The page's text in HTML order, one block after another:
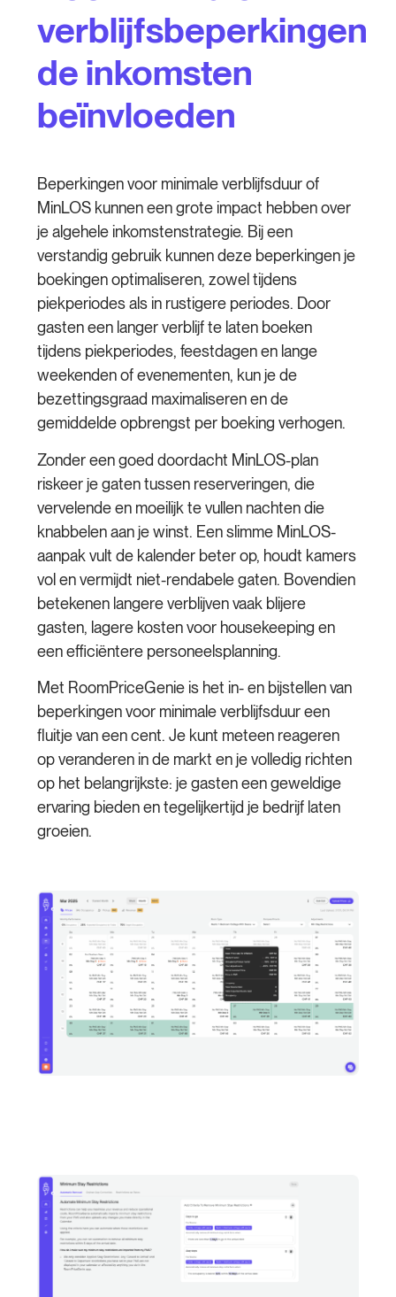
verblijfsbeperkingen
de inkomsten
beïnvloeden
Beperkingen voor minimale verblijfsduur of
MinLOS kunnen een grote impact hebben over
je algehele inkomstenstrategie. Bij een
verstandig gebruik kunnen deze beperkingen je
boekingen optimaliseren, zowel tijdens
piekperiodes als in rustigere periodes. Door
gasten een langer verblijf te laten boeken
tijdens piekperiodes, feestdagen en lange
weekenden of evenementen, kun je de
bezettingsgraad maximaliseren en de
gemiddelde opbrengst per boeking verhogen.
Zonder een goed doordacht MinLOS-plan
riskeer je gaten tussen reserveringen, die
vervelende en moeilijk te vullen nachten die
knabbelen aan je winst. Een slimme MinLOS-
aanpak vult de kalender beter op, houdt kamers
vol en vermijdt niet-rendabele gaten. Bovendien
betekenen langere verblijven vaak blijere
gasten, lagere kosten voor housekeeping en
een efficiëntere personeelsplanning.
Met RoomPriceGenie is het in- en bijstellen van
beperkingen voor minimale verblijfsduur een
fluitje van een cent. Je kunt meteen reageren
op veranderen in de markt en je volledig richten
op het belangrijkste: je gasten een geweldige
ervaring bieden en tegelijkertijd je bedrijf laten
groeien.